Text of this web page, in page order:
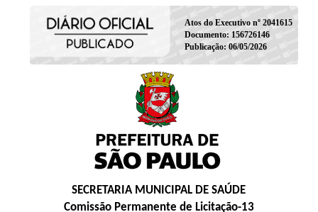
Atos do Executivo nº 2041615
Documento: 156726146
Publicação: 06/05/2026
SECRETARIA MUNICIPAL DE SAÚDE
Comissão Permanente de Licitação-13